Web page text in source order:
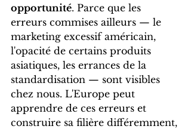
opportunité. Parce que les
erreurs commises ailleurs — le
marketing excessif américain,
l'opacité de certains produits
asiatiques, les errances de la
standardisation — sont visibles
chez nous. L'Europe peut
apprendre de ces erreurs et
construire sa filière différemment,